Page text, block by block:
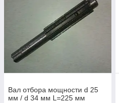
Вал отбора мощности d 25
мм / d 34 мм L=225 мм